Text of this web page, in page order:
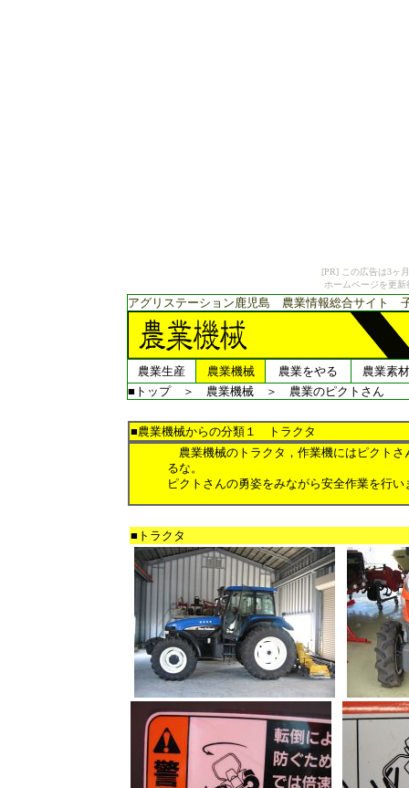
[PR] この広告は3ヶ
ホームページを更
アグリステーション鹿児島 農業情報総合サイト
農業生産 農業機械 農業をやる
農業素材
■トップ＞ 農業機械 ＞ 農業のピクトさん
■農業機械からの分類１ トラクタ
農業機械のトラクタ，作業機にはピクト
るな。
ピクトさんの勇姿をみながら安全作業を行い
■トラクタ